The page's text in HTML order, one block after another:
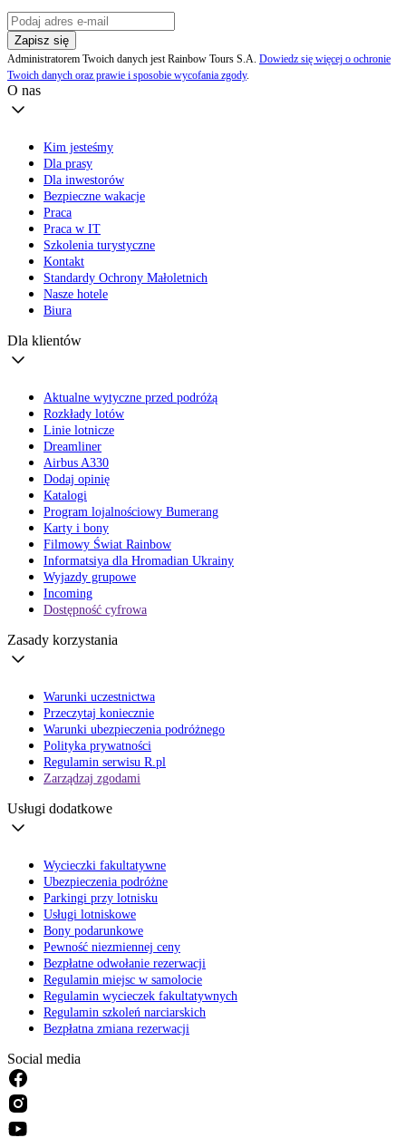
Zapisz się
Administratorem Twoich danych jest Rainbow Tours S.A. Dowiedz się więcej o ochronie
Twoich danych oraz prawie i sposobie wycofania zgody.
O nas
Kim jesteśmy
Dla prasy
Dla inwestorów
Bezpieczne wakacje
Praca
Praca w IT
Szkolenia turystyczne
Kontakt
Standardy Ochrony Małoletnich
Nasze hotele
Biura
Dla klientów
Aktualne wytyczne przed podróżą
Rozkłady lotów
Linie lotnicze
Dreamliner
Airbus A330
Dodaj opinię
Katalogi
Program lojalnościowy Bumerang
Karty i bony
Filmowy Świat Rainbow
Informatsiya dla Hromadian Ukrainy
Wyjazdy grupowe
Incoming
Dostępność cyfrowa
Zasady korzystania
Warunki uczestnictwa
Przeczytaj koniecznie
Warunki ubezpieczenia podróżnego
Polityka prywatności
Regulamin serwisu R.pl
Zarządzaj zgodami
Usługi dodatkowe
Wycieczki fakultatywne
Ubezpieczenia podróżne
Parkingi przy lotnisku
Usługi lotniskowe
Bony podarunkowe
Pewność niezmiennej ceny
Bezpłatne odwołanie rezerwacji
Regulamin miejsc w samolocie
Regulamin wycieczek fakultatywnych
Regulamin szkoleń narciarskich
Bezpłatna zmiana rezerwacji
Social media